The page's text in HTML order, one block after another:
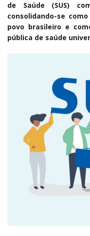
de Saúde (SUS)
consolidando-se
povo brasileiro e
pública de saúde